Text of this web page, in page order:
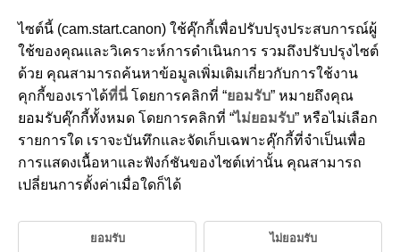
D388-231
การควบคุมที่กำหนดเอง
คุณสามารถกำหนดฟังก์ชั่นที่ใช้บ่อยไปยังปุ่มหรือปุ่มหมุนของกล้องได้ตาม
ความต้องการเพื่อให้ง่ายต่อการใช้งาน
แถบเมนู: การควบคุมที่กำหนดเอง
ไซต์นี้ (cam.start.canon) ใช้คุ๊กกี้เพื่อปรับปรุงประสบการณ์ผู้
ใช้ของคุณและวิเคราะห์การดำเนินการ รวมถึงปรับปรุงไซต์
ด้วย คุณสามารถค้นหาข้อมูลเพิ่มเติมเกี่ยวกับการใช้งาน
คุกกี้ของเราได้ที่นี่โดยการคลิกที่ “ยอมรับ” หมายถึงคุณ
ยอมรับคุ๊กกี้ทั้งหมด โดยการคลิกที่ “ไม่ยอมรับ” หรือไม่เลือก
รายการใด เราจะบันทึกและจัดเก็บเฉพาะคุ๊กกี้ที่จำเป็นเพื่อ
การแสดงเนื้อหาและฟังก์ชันของไซต์เท่านั้น คุณสามารถ
เปลี่ยนการตั้งค่าเมื่อใดก็ได้
ยอมรับ ไม่ยอมรับ